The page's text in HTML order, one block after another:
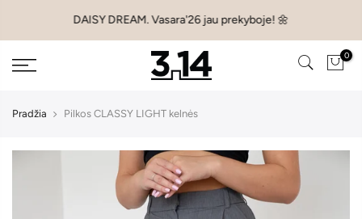
DAISY DREAM. Vasara'26 jau prekyboje! 🌼
0
Pradžia Pilkos CLASSY LIGHT kelnės